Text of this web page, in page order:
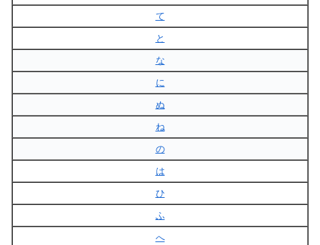
て
と
な
に
ぬ
ね
の
は
ひ
ふ
へ